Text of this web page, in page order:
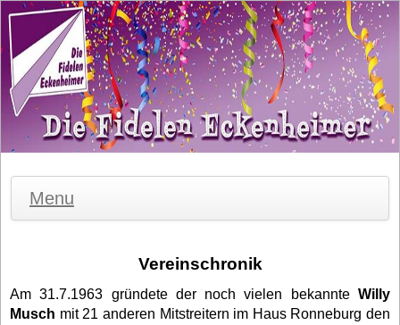
Menu
Vereinschronik
Am 31.7.1963 gründete der noch vielen bekannte Willy
Musch mit 21 anderen Mitstreitern im Haus Ronneburg den